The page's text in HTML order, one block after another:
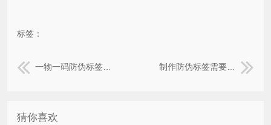
标签：
一物一码防伪标签的优势有哪些？ 制作防伪标签需要注意的问题都有哪些？
猜你喜欢